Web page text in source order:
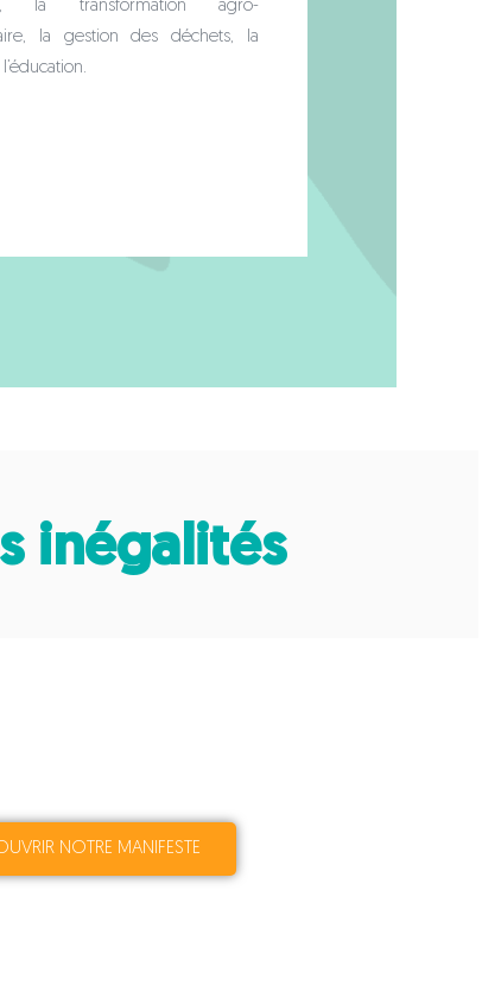
la transformation agro-
la gestion des déchets, la
inégalités
NOTRE MANIFESTE